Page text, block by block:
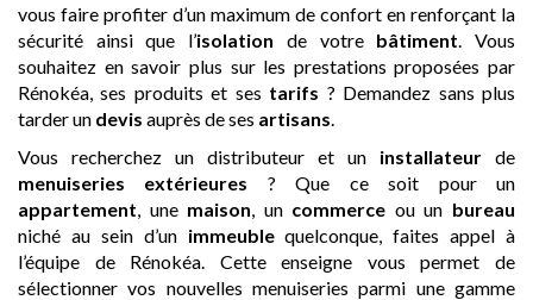
vous faire profiter d’un maximum de confort en renforçant la
sécurité ainsi que l’isolation de votre bâtiment . Vous
souhaitez en savoir plus sur les prestations proposées par
Rénokéa, ses produits et ses tarifs ? Demandez sans plus
tarder un devis auprès de ses artisans
Vous recherchez un distributeur et un installateur de
menuiseries extérieures ? Que ce soit pour un
appartement , une maison , un commerce ou un bureau
niché au sein d’un immeublequelconque, faites appel à
l’équipe de Rénokéa. Cette enseigne vous permet de
sélectionner vos nouvelles menuiseries parmi une gamme